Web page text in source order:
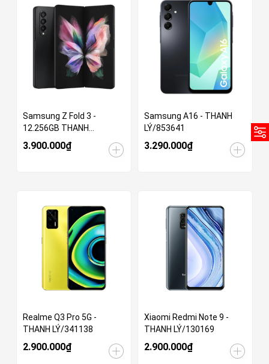
Samsung Z Fold 3 -
12.256GB THANH
LÝ/935185
3.900.000₫
Samsung A16 - THANH
LÝ/853641
3.290.000₫
Realme Q3 Pro 5G -
THANH LÝ/341138
2.900.000₫
Xiaomi Redmi Note 9 -
THANH LÝ/130169
2.900.000₫